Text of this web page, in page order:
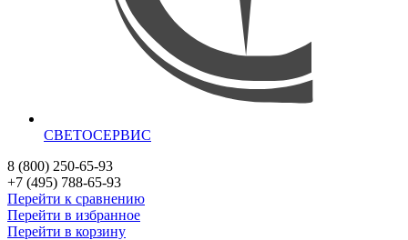
СВЕТОСЕРВИС
8 (800) 250-65-93
+7 (495) 788-65-93
Перейти к сравнению
Перейти в избранное
Перейти в корзину